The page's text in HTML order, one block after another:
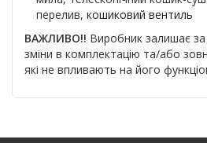
перелив, кошиковий вентиль
ВАЖЛИВО!! Виробник залишає
зміни в комплектацію та/або
які не впливають на його